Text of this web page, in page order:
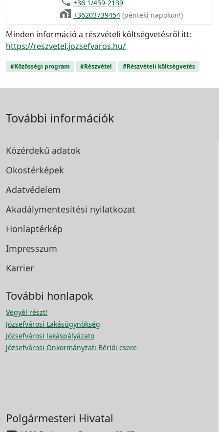
+36 1/459-2139
home_work +36203739454 (pénteki napokon!)
Minden információ a részvételi költségvetésről itt:
https://reszvetel.jozsefvaros.hu/
#Közösségi program #Részvétel #Részvételi költségvetés
További információk
Közérdekű adatok
Okostérképek
Adatvédelem
Akadálymentesítési nyilatkozat
Honlaptérkép
Impresszum
Karrier
További honlapok
Vegyél részt!
Józsefvárosi Lakásügynökség
Józsefvárosi lakáspályázato
Józsefvárosi Önkormányzati Bérlői csere
Polgármesteri Hivatal